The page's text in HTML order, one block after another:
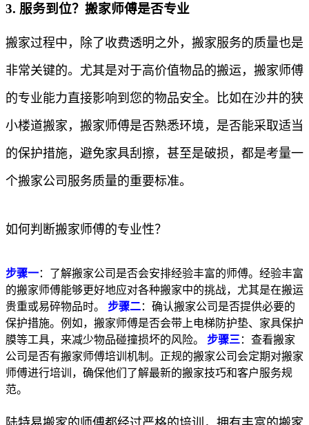
3. 服务到位？搬家师傅是否专业
搬家过程中，除了收费透明之外，搬家服务的质量也是
非常关键的。尤其是对于高价值物品的搬运，搬家师傅
的专业能力直接影响到您的物品安全。比如在沙井的狭
小楼道搬家，搬家师傅是否熟悉环境，是否能采取适当
的保护措施，避免家具刮擦，甚至是破损，都是考量一
个搬家公司服务质量的重要标准。
如何判断搬家师傅的专业性？
步骤一：了解搬家公司是否会安排经验丰富的师傅。经验丰富
的搬家师傅能够更好地应对各种搬家中的挑战，尤其是在搬运
贵重或易碎物品时。 步骤二：确认搬家公司是否提供必要的
保护措施。例如，搬家师傅是否会带上电梯防护垫、家具保护
膜等工具，来减少物品碰撞损坏的风险。 步骤三：查看搬家
公司是否有搬家师傅培训机制。正规的搬家公司会定期对搬家
师傅进行培训，确保他们了解最新的搬家技巧和客户服务规
范。